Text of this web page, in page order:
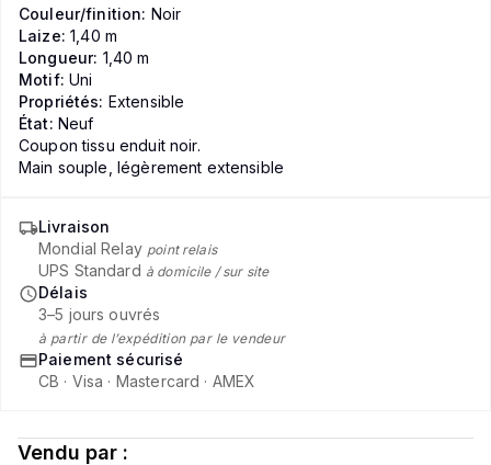
Couleur/finition: Noir
Laize:1,40 m
Longueur: 1,40 m
Motif:Uni
Propriétés: Extensible
État: Neuf
Coupon tissu enduit noir.
Main souple, légèrement extensible
Livraison
Mondial Relay point relais
UPS Standard à domicile / sur site
Délais
3–5 jours ouvrés
à partir de l’expédition par le vendeur
Paiement sécurisé
CB · Visa · Mastercard · AMEX
Vendu par :